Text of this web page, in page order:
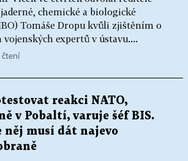
chemické a biologické
Tomáše Dropu kvůli zjištěním o
expertů v ústavu....
čtení
reakci NATO,
v Pobaltí, varuje šéf BIS.
něj musí dát najevo